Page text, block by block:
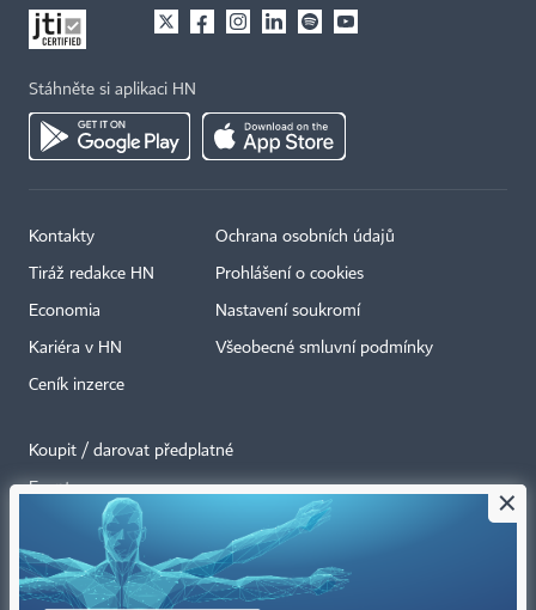
Stáhněte si aplikaci HN
Kontakty
Tiráž redakce HN
Economia
Kariéra v HN
Ceník inzerce
Ochrana osobních údajů
Prohlášení o cookies
Nastavení soukromí
Všeobecné smluvní podmínky
Koupit / darovat předplatné
Eventy
Newslettery
RSS kanály
×